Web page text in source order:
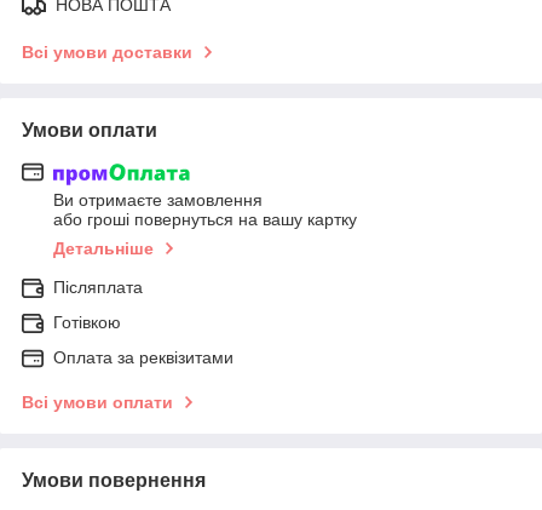
НОВА ПОШТА
Всі умови доставки
Умови оплати
Ви отримаєте замовлення
або гроші повернуться на вашу картку
Детальніше
Післяплата
Готівкою
Оплата за реквізитами
Всі умови оплати
Умови повернення